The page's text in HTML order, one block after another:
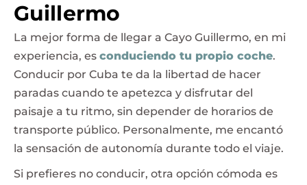
Guillermo
La mejor forma de llegar a Cayo Guillermo, en mi
experiencia, es conduciendo tu propio coche.
Conducir por Cuba te da la libertad de hacer
paradas cuando te apetezca y disfrutar del
paisaje a tu ritmo, sin depender de horarios de
transporte público. Personalmente, me encantó
la sensación de autonomía durante todo el viaje.
Si prefieres no conducir, otra opción cómoda es